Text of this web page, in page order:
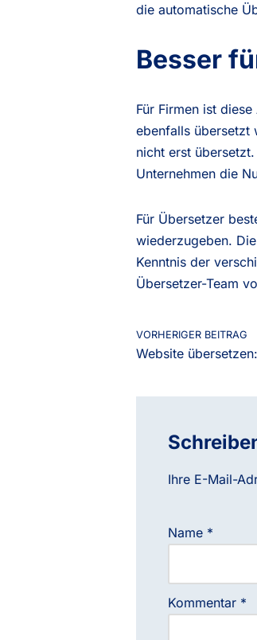
die automatische
Besser
Für Firmen ist
ebenfalls übersetzt
nicht erst
Unternehmen die
Für Übersetzer
wiederzugeben.
Kenntnis der
Übersetzer-Team
VORHERIGER BEITRAG
Website
Ihre E-Mail-
Name *
Kommentar *